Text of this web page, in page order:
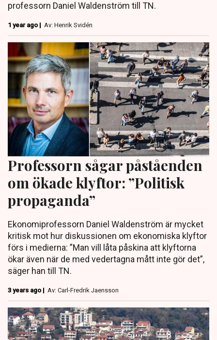
professorn Daniel Waldenström till TN.
1 year ago | Av: Henrik Svidén
Professorn sågar påståenden
om ökade klyftor: ”Politisk
propaganda”
Ekonomiprofessorn Daniel Waldenström är mycket
kritisk mot hur diskussionen om ekonomiska klyftor
förs i medierna: ”Man vill låta påskina att klyftorna
ökar även när de med vedertagna mått inte gör det”,
säger han till TN.
3 years ago | Av: Carl-Fredrik Jaensson